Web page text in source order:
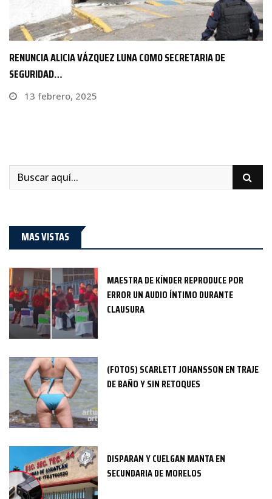
GOBIERNO DE MORELOS EXIGE A LA FISCALÍA MORELOS…
26 abril, 2024
MAS VISTAS
MAESTRA DE KÍNDER REPRODUCE POR
ERROR UN AUDIO ÍNTIMO DURANTE
CLAUSURA
(FOTOS) SCARLETT JOHANSSON EN TRAJE
DE BAÑO Y SIN RETOQUES
DISPARAN Y CUELGAN MANTA EN
SECUNDARIA DE MORELOS